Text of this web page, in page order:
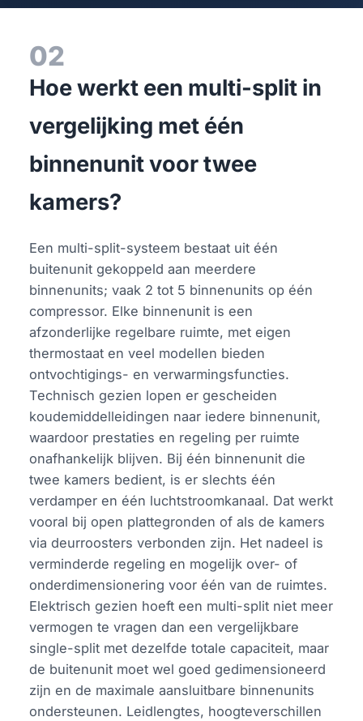
02
Hoe werkt een multi-split in
vergelijking met één
binnenunit voor twee
kamers?
Een multi-split-systeem bestaat uit één
buitenunit gekoppeld aan meerdere
binnenunits; vaak 2 tot 5 binnenunits op één
compressor. Elke binnenunit is een
afzonderlijke regelbare ruimte, met eigen
thermostaat en veel modellen bieden
ontvochtigings- en verwarmingsfuncties.
Technisch gezien lopen er gescheiden
koudemiddelleidingen naar iedere binnenunit,
waardoor prestaties en regeling per ruimte
onafhankelijk blijven. Bij één binnenunit die
twee kamers bedient, is er slechts één
verdamper en één luchtstroomkanaal. Dat werkt
vooral bij open plattegronden of als de kamers
via deurroosters verbonden zijn. Het nadeel is
verminderde regeling en mogelijk over- of
onderdimensionering voor één van de ruimtes.
Elektrisch gezien hoeft een multi-split niet meer
vermogen te vragen dan een vergelijkbare
single-split met dezelfde totale capaciteit, maar
de buitenunit moet wel goed gedimensioneerd
zijn en de maximale aansluitbare binnenunits
ondersteunen. Leidlengtes, hoogteverschillen